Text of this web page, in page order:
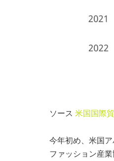
ソース 米国国際
今年初め、米国
ファッション産